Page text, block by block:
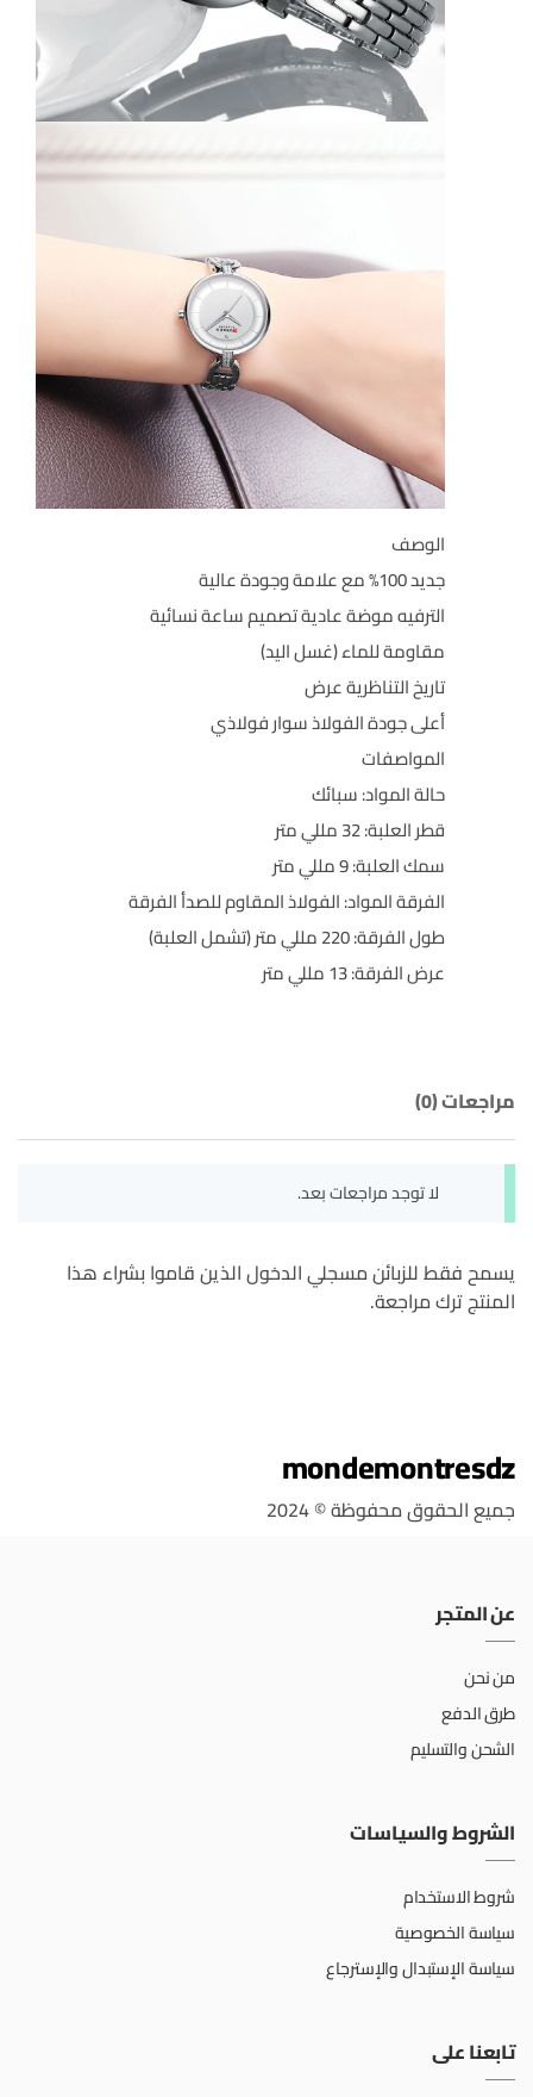
الوصف
جديد 100% مع علامة وجودة عالية
الترفيه موضة عادية تصميم ساعة نسائية
مقاومة للماء (غسل اليد)
تاريخ التناظرية عرض
أعلى جودة الفولاذ سوار فولاذي
المواصفات
حالة المواد: سبائك
قطر العلبة: 32 مللي متر
سمك العلبة: 9 مللي متر
الفرقة المواد:الفولاذ المقاوم للصدأالفرقة
طول الفرقة: 220 مللي متر (تشمل العلبة)
عرض الفرقة: 13 مللي متر
مراجعات (0)
لا توجد مراجعات بعد.
يسمح فقط للزبائن مسجلي الدخول الذين قاموا بشراء هذا
المنتج ترك مراجعة.
mondemontresdz
جميع الحقوق محفوظة © 2024
عن المتجر
من نحن
طرق الدفع
الشحن والتسليم
الشروط والسياسات
شروط الاستخدام
سياسة الخصوصية
سياسة الإستبدال والإسترجاع
تابعنا على